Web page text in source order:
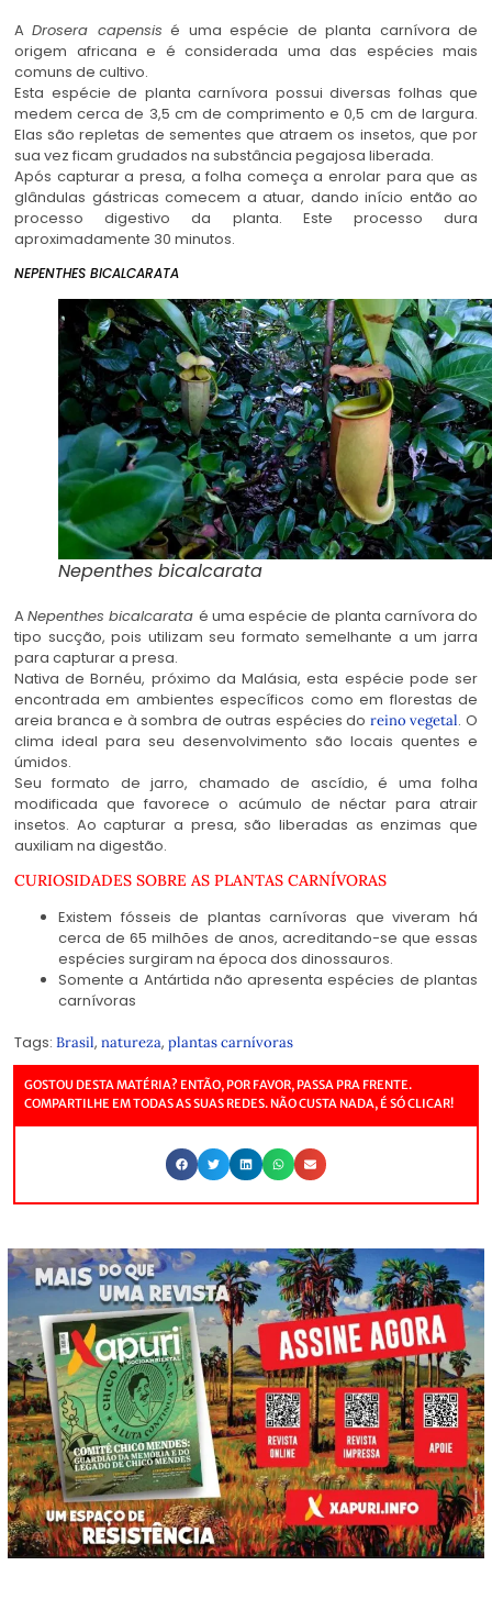
ADrosera capensis é uma espécie de planta carnívora de
origem africana e é considerada uma das espécies mais
comuns de cultivo.
Esta espécie de planta carnívora possui diversas folhas que
medem cerca de 3,5 cm de comprimento e 0,5 cm de largura.
Elas são repletas de sementes que atraem os insetos, que por
sua vez ficam grudados na substância pegajosa liberada.
Após capturar a presa, a folha começa a enrolar para que as
glândulas gástricas comecem a atuar, dando início então ao
processo digestivo da planta. Este processo dura
aproximadamente 30 minutos.
NEPENTHES BICALCARATA
Nepenthes bicalcarata
ANepenthes bicalcarata é uma espécie de planta carnívora do
tipo sucção, pois utilizam seu formato semelhante a um jarra
para capturar a presa.
Nativa de Bornéu, próximo da Malásia, esta espécie pode ser
encontrada em ambientes específicos como em florestas de
areia branca e à sombra de outras espécies do reino vegetal. O
clima ideal para seu desenvolvimento são locais quentes e
úmidos.
Seu formato de jarro, chamado de ascídio, é uma folha
modificada que favorece o acúmulo de néctar para atrair
insetos. Ao capturar a presa, são liberadas as enzimas que
auxiliam na digestão.
CURIOSIDADES SOBRE AS PLANTAS CARNÍVORAS
Existem fósseis de plantas carnívoras que viveram há
cerca de 65 milhões de anos, acreditando-se que essas
espécies surgiram na época dos dinossauros.
Somente a Antártida não apresenta espécies de plantas
carnívoras
Tags: Brasil, natureza, plantas carnívoras
GOSTOU DESTA MATÉRIA? ENTÃO, POR FAVOR, PASSA PRA FRENTE.
COMPARTILHE EM TODAS AS SUAS REDES. NÃO CUSTA NADA, É SÓ CLICAR!